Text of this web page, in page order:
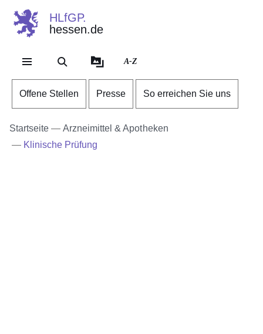
HLfGP.
hessen.de
A-Z
Offene Stellen Presse So erreichen Sie uns
Startseite
Arzneimittel & Apotheken
Klinische Prüfung